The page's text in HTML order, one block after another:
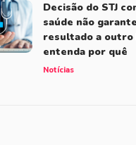
Decisão do STJ
saúde não
resultado a outro
entenda por quê
Notícias